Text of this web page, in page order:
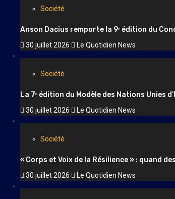
Société
Anson Dacius remporte la 9ᵉ édition du
30 juillet 2026 Le Quotidien News
Société
La 7ᵉ édition du Modèle des Nations Unies
30 juillet 2026 Le Quotidien News
Société
« Corps et Voix de la Résilience » : quand
30 juillet 2026 Le Quotidien News